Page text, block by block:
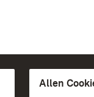
Allen